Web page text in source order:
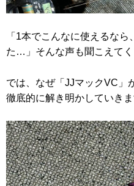
「1本でこんなに使えるな
た…」そんな声も聞こえてく
では、なぜ「JJマックVC」
徹底的に解き明かしていきま